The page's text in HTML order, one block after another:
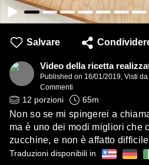
Salvare
Video della ricetta
Published on 16/01/2019, Visti
Commenti
12 porzioni 65m
Non so se mi spingerei a
ma è uno dei modi migliori che
zucchine, e non è affatto
Traduzioni disponibili in